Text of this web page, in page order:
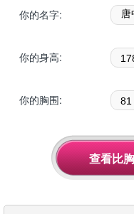
你的名字:
你的身高:
你的胸围: